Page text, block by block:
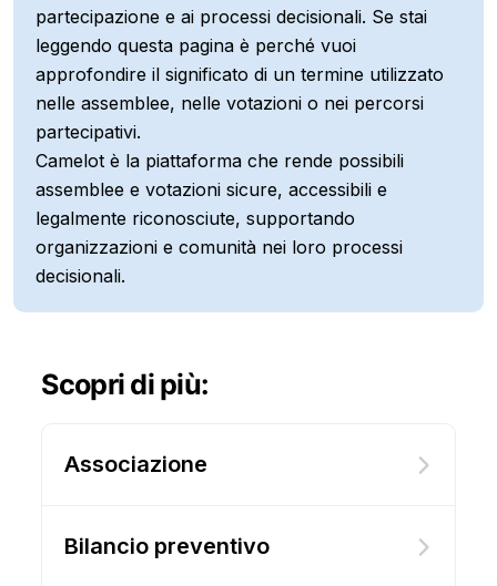
partecipazione e ai processi decisionali. Se stai
leggendo questa pagina è perché vuoi
approfondire il significato di un termine utilizzato
nelle assemblee, nelle votazioni o nei percorsi
partecipativi.
Camelot è la piattaforma che rende possibili
assemblee e votazioni sicure, accessibili e
legalmente riconosciute, supportando
organizzazioni e comunità nei loro processi
decisionali.
Scopri di più:
Associazione
Bilancio preventivo